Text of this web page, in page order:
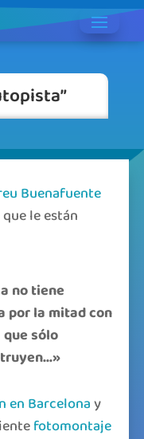
Buenafuente
le están
no tiene
por la mitad con
sólo
en Barcelonay
fotomontaje